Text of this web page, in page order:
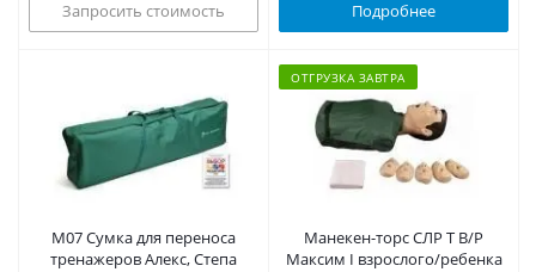
Запросить стоимость Подробнее
М07 Сумка для переноса
тренажеров Алекс, Степа
ОТГРУЗКА ЗАВТРА
Манекен-торс СЛР Т В/Р
Максим I взрослого/ребенка